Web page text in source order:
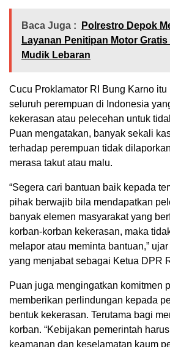
Baca Juga :
Polrestro Depok
Layanan Penitipan Motor
Mudik Lebaran
Cucu Proklamator RI Bung Karno
seluruh perempuan di Indonesia
kekerasan atau pelecehan untuk
Puan mengatakan, banyak sekali
terhadap perempuan tidak
merasa takut atau malu.
“Segera cari bantuan baik kepada
pihak berwajib bila mendapatkan
banyak elemen masyarakat yang
korban-korban kekerasan, maka
melapor atau meminta bantuan,”
yang menjabat sebagai Ketua DPR
Puan juga mengingatkan komitmen
memberikan perlindungan kepada
bentuk kekerasan. Terutama bagi
korban. “Kebijakan pemerintah
keamanan dan keselamatan kaum